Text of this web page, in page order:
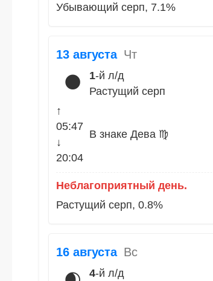
Убывающий серп, 7.1%
13 августа Чт
🌑 1-й л/д
Растущий серп
↑
05:47
↓
20:04
В знаке Дева ♍
Неблагоприятный день.
Растущий серп, 0.8%
16 августа Вс
4-й л/д